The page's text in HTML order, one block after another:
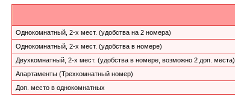
Однокомнатный, 2-х мест. (удобства на 2 номера)
Однокомнатный, 2-х мест. (удобства в номере)
Двухкомнатный, 2-х мест. (удобства в номере, возможно 2 доп. места)
Апартаменты (Трехкомнатный номер)
Доп. место в однокомнатных